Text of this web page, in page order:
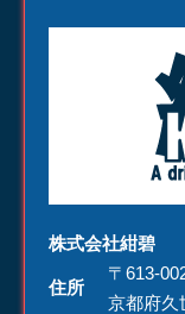
株式会社紺碧
住所
〒613-
京都府久